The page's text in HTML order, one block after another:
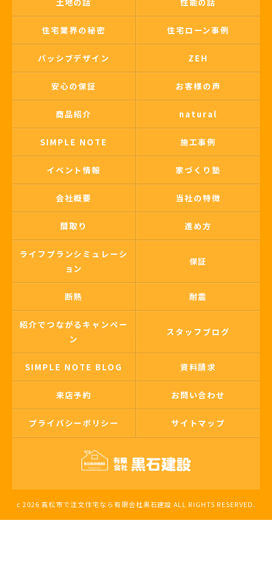
住宅業界の秘密 住宅ローン事例
パッシブデザイン ZEH
安心の保証 お客様の声
商品紹介 natural
SIMPLE NOTE 施工事例
イベント情報 家づくり塾
会社概要 当社の特徴
間取り 進め方
ライフプランシミュレーシ
ョン
保証
断熱 耐震
紹介でつながるキャンペー
ン
スタッフブログ
SIMPLE NOTE BLOG 資料請求
来店予約 お問い合わせ
プライバシーポリシー サイトマップ
c 2026 高松市で注文住宅なら有限会社黒石建設 ALL RIGHTS RESERVED.